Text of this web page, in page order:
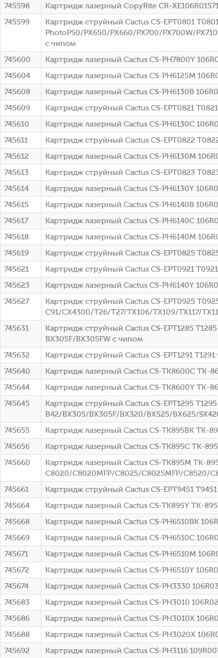
745598
Картридж лазерный CopyRite CR-
745599
Картридж струйный Cactus CS-EPT0801
PhotoP50/PX650/PX660/PX700/PX700W/
с чипом
745600
Картридж лазерный Cactus CS-PH7800Y
745604
Картридж лазерный Cactus CS-PH6125M
745608
Картридж лазерный Cactus CS-PH6130B
745609
Картридж струйный Cactus CS-EPT0821
745610
Картридж лазерный Cactus CS-PH6130C
745611
Картридж струйный Cactus CS-EPT0822
745612
Картридж лазерный Cactus CS-PH6130M
745613
Картридж струйный Cactus CS-EPT0823
745614
Картридж лазерный Cactus CS-PH6130Y
745615
Картридж лазерный Cactus CS-PH6140B
745617
Картридж лазерный Cactus CS-PH6140C
745618
Картридж лазерный Cactus CS-PH6140M
745619
Картридж струйный Cactus CS-EPT0825
745621
Картридж струйный Cactus CS-EPT0921
745623
Картридж лазерный Cactus CS-PH6140Y
745627
Картридж струйный Cactus CS-EPT0925
C91/CX4300/T26/T27/TX106/TX109/TX117/
745631
Картридж струйный Cactus CS-EPT1285
BX305F/BX305FW с чипом
745632
Картридж струйный Cactus CS-EPT1291
745640
Картридж лазерный Cactus CS-TK8600C TK-
745644
Картридж лазерный Cactus CS-TK8600Y TK-
745645
Картридж струйный Cactus CS-EPT1295
B42/BX305/BX305F/BX320/BX525/BX625/
745655
Картридж лазерный Cactus CS-TK895BK TK-
745656
Картридж лазерный Cactus CS-TK895C TK-
745660
Картридж лазерный Cactus CS-TK895M TK-
C8020/C8020MFP/C8025/C8025MFP/C8520/
745661
Картридж струйный Cactus CS-EPT9451
745664
Картридж лазерный Cactus CS-TK895Y TK-
745668
Картридж лазерный Cactus CS-PH6510BK
745669
Картридж лазерный Cactus CS-PH6510C
745671
Картридж лазерный Cactus CS-PH6510M
745672
Картридж лазерный Cactus CS-PH6510Y
745674
Картридж лазерный Cactus CS-PH3330
745683
Картридж лазерный Cactus CS-PH3010
745686
Картридж лазерный Cactus CS-PH3010X
745688
Картридж лазерный Cactus CS-PH3020X
745692
Картридж лазерный Cactus CS-PH3116